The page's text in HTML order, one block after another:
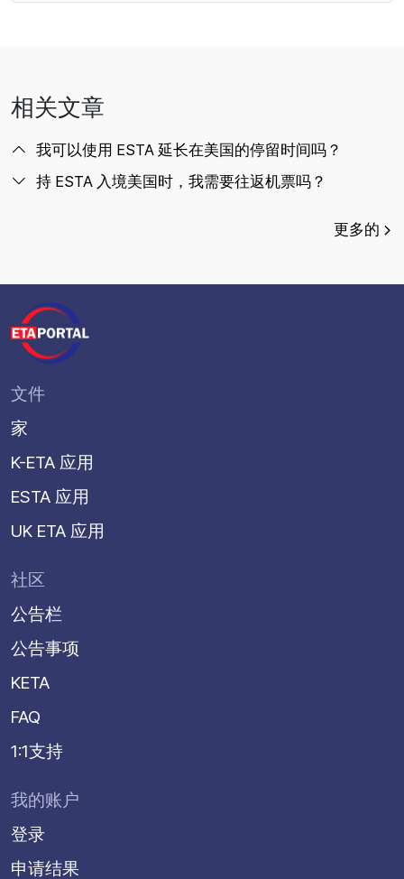
相关文章
我可以使用 ESTA 延长在美国的停留时间吗？
持 ESTA 入境美国时，我需要往返机票吗？
更多的
文件
家
K-ETA 应用
ESTA 应用
UK ETA 应用
社区
公告栏
公告事项
KETA
FAQ
1:1支持
我的账户
登录
申请结果